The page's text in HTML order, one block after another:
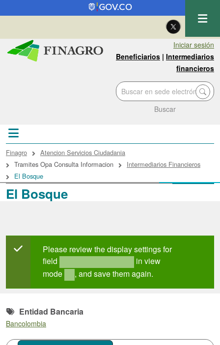
Pasar al contenido principal
| Eng
Iniciar sesión
Beneficiarios | Intermediarios
financieros
Buscar
El Bosque
enlaces de ayuda a la
Finagro
Atencion Servicios Ciudadania
Tramites Opa Consulta Informacion
Intermediarios Financieros
El Bosque
Mensaje de estado
Please review the display settings for
field
in view
mode
, and save them again.
Entidad Bancaria
Bancolombia